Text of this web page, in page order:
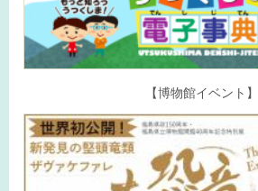
【博物館イベント】